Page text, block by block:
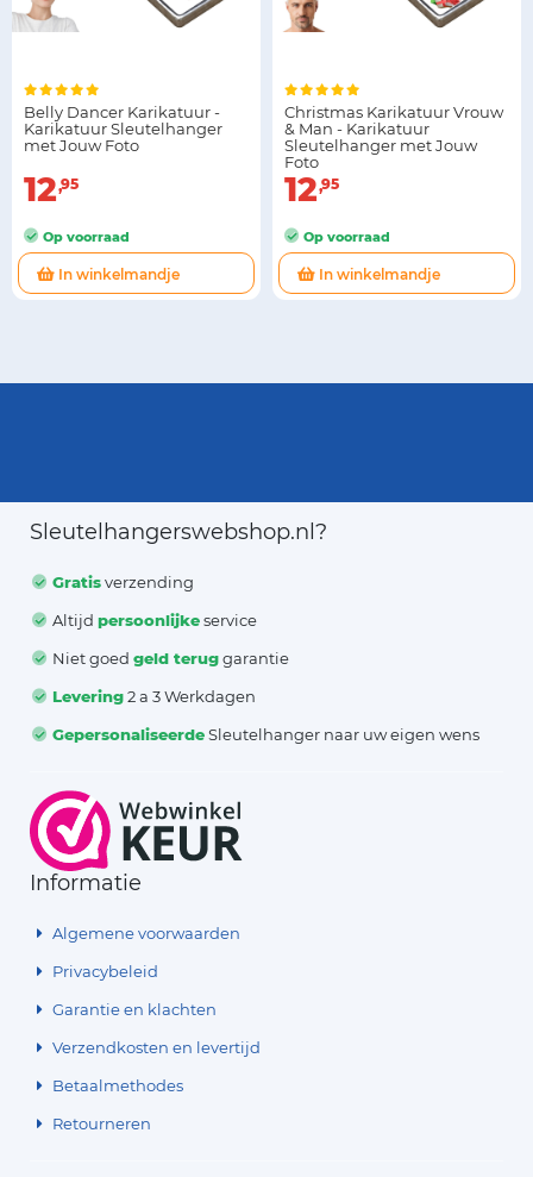
Belly Dancer Karikatuur -
Karikatuur Sleutelhanger
met Jouw Foto
12 95
Op voorraad
In winkelmandje
Christmas Karikatuur Vrouw
& Man - Karikatuur
Sleutelhanger met Jouw
Foto
12 95
Op voorraad
In winkelmandje
Sleutelhangerswebshop.nl?
Gratisverzending
Altijdpersoonlijkeservice
Niet goedgeld teruggarantie
Levering2 a 3 Werkdagen
GepersonaliseerdeSleutelhanger naar uw eigen wens
Informatie
Algemene voorwaarden
Privacybeleid
Garantie en klachten
Verzendkosten en levertijd
Betaalmethodes
Retourneren